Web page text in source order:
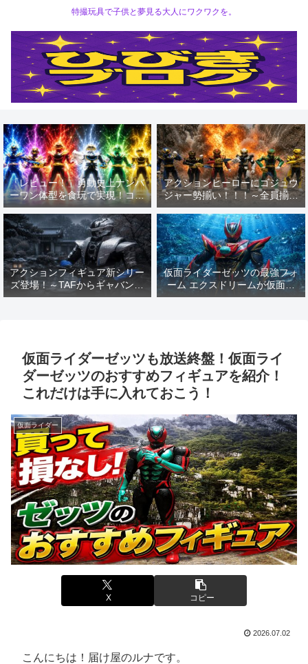
特撮玩具で子供と夢見る大人にワクワクを。
「レビュー！」勇動史上ナンバ
ーワン体型を食玩で実現！コス
パ良くゴジュウジャー6人を一
気にゲットできます！
アクションヒーローにゴジュウ
ジャー勢揃い！！！～全員揃っ
ての戦隊の魅力を50周年記念
と共におもちゃで楽しもう
(^▽^)/～
アクションフィギュア新シリー
ズ登場！～TAFからギャバンブ
シドーが発売！侍戦士のかっこ
仮面ライダーゼッツの最強フォ
ーム エクスドリームが仮面ラ
イダーアクションフィギュアに
仮面ライダーゼッツも放送終盤！仮面ライ
ダーゼッツのおすすめフィギュアを紹介！
これだけは手に入れておこう！
仮面ライダー
X コピー
2026.07.02
こんにちは！届け屋のルナです。